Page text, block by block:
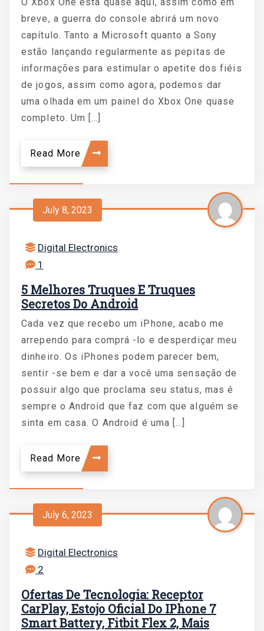
breve, a guerra do console abrirá um novo
capítulo. Tanto a Microsoft quanto a Sony
estão lançando regularmente as pepitas de
informações para estimular o apetite dos fiéis
de jogos, assim como agora, podemos dar
uma olhada em um painel do Xbox One quase
completo. Um […]
Read More
July 8, 2023
Digital Electronics
1
5 Melhores Truques E Truques
Secretos Do Android
Cada vez que recebo um iPhone, acabo me
arrependo para comprá -lo e desperdiçar meu
dinheiro. Os iPhones podem parecer bem,
sentir -se bem e dar a você uma sensação de
possuir algo que proclama seu status, mas é
sempre o Android que faz com que alguém se
sinta em casa. O Android é uma […]
Read More
July 6, 2023
Digital Electronics
2
Ofertas De Tecnologia: Receptor
CarPlay, Estojo Oficial Do IPhone 7
Smart Battery, Fitbit Flex 2, Mais